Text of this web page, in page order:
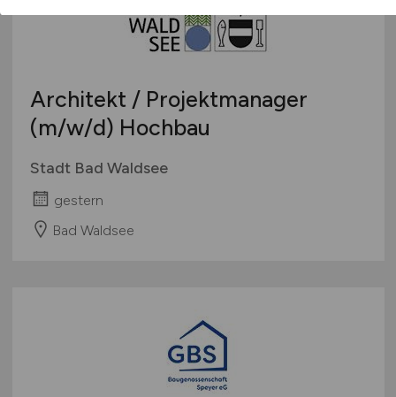
Architekt / Projektmanager
(m/w/d) Hochbau
Stadt Bad Waldsee
gestern
Bad Waldsee